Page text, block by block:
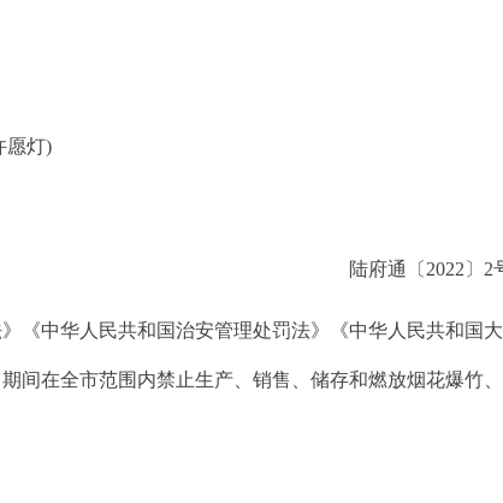
愿灯)
陆府通〔2022〕2
中华人民共和国治安管理处罚法》《中华人民共和国大
间在全市范围内禁止生产、销售、储存和燃放烟花爆竹、